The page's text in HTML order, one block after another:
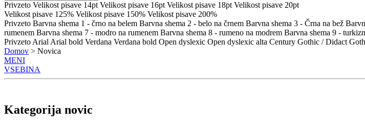
Privzeto Velikost pisave 14pt Velikost pisave 16pt Velikost pisave 18pt Velikost pisave 20pt
Velikost pisave 125% Velikost pisave 150% Velikost pisave 200%
Privzeto Barvna shema 1 - črno na belem Barvna shema 2 - belo na črnem Barvna shema 3 - Črna na bež
rumenem Barvna shema 7 - modro na rumenem Barvna shema 8 - rumeno na modrem Barvna shema 9 -
Privzeto Arial Arial bold Verdana Verdana bold Open dyslexic Open dyslexic alta Century Gothic / Didact
Domov > Novica
MENI
VSEBINA
Kategorija novic